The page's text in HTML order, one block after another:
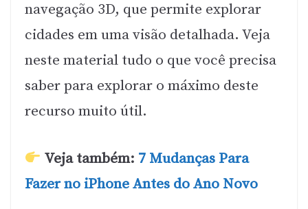
navegação 3D, que permite explorar
cidades em uma visão detalhada. Veja
neste material tudo o que você precisa
saber para explorar o máximo deste
recurso muito útil.
Veja também: 7 Mudanças Para
Fazer no iPhone Antes do Ano Novo